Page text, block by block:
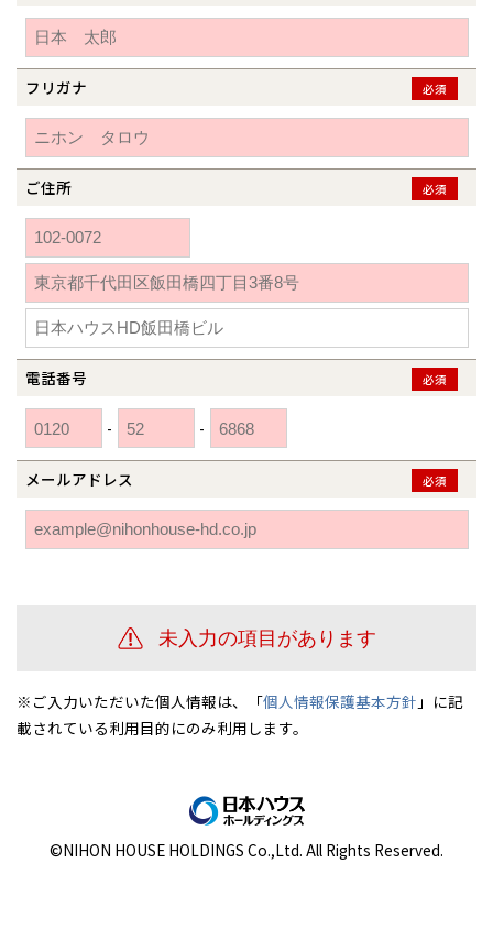
フリガナ 必須
ご住所 必須
電話番号 必須
- -
メールアドレス 必須
※ご入力いただいた個人情報は、「個人情報保護基本方針 」に記
載されている利用目的にのみ利用します。
©NIHON HOUSE HOLDINGS Co.,Ltd. All Rights Reserved.
道東
山形
宮城
福島
長野
富山
石川
福井
神奈川
埼玉
千葉
茨城
栃木
群馬
愛知
岐阜
静岡
三重
近畿
大阪
京都
兵庫
奈良
滋賀
中国・四国
岡山
香川
愛媛
鳥取
広島
山口
九州
福岡
佐賀
熊本
宮崎
鹿児島
分譲マンション
※現住所のある都道府県以外の建築予定地の方でも現住所の有るお近
くの展示場又は店舗にお問合せください。
応します。お気軽にご相談ください。
道南
道東
釧路
岩手県
盛岡
山形県
宮城県
福島県
郡山
いわき
山梨県
甲府
長野県
長野
富山県
石川県
福井県
神奈川県
横浜
相模
埼玉県
埼玉
千葉県
柏
茨城県
水戸
栃木県
宇都宮
群馬県
伊勢崎
愛知県
名古屋
岐阜県
静岡県
三重県
近畿
大阪府
大阪
京都府
京都
奈良県
奈良
中国・四国
岡山県
岡山
香川県
高松
愛媛県
松山
九州
福岡県
佐賀県
佐賀
熊本県
熊本
大分県
大分
宮崎県
宮崎
鹿児島県
鹿児島